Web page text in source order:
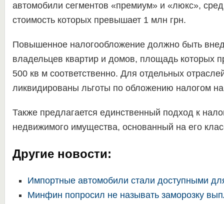
автомобили сегментов «премиум» и «люкс»,
стоимость которых превышает 1 млн грн.
Повышенное налогообложение должно быть
владельцев квартир и домов, площадь которых
500 кв м соответственно. Для отдельных
ликвидированы льготы по обложению налогом
Также предлагается единственный подход к
недвижимого имущества, основанный на его
Другие новости:
Импортные автомобили стали доступными
Минфин попросил не называть заморозку